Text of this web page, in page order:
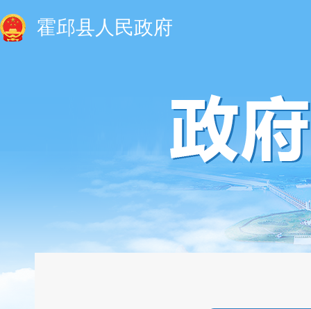
霍邱县人民政府